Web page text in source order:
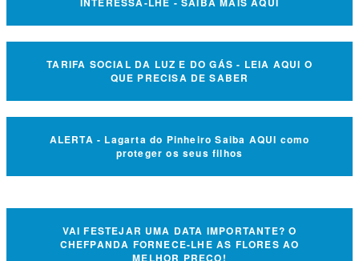
TARIFA SOCIAL DA LUZ E DO GÁS - LEIA AQUI O
QUE PRECISA DE SABER
ALERTA - Lagarta do Pinheiro Saiba AQUI como
proteger os seus filhos
VAI FESTEJAR UMA DATA IMPORTANTE? O
CHEFPANDA FORNECE-LHE AS FLORES AO
MELHOR PREÇO!